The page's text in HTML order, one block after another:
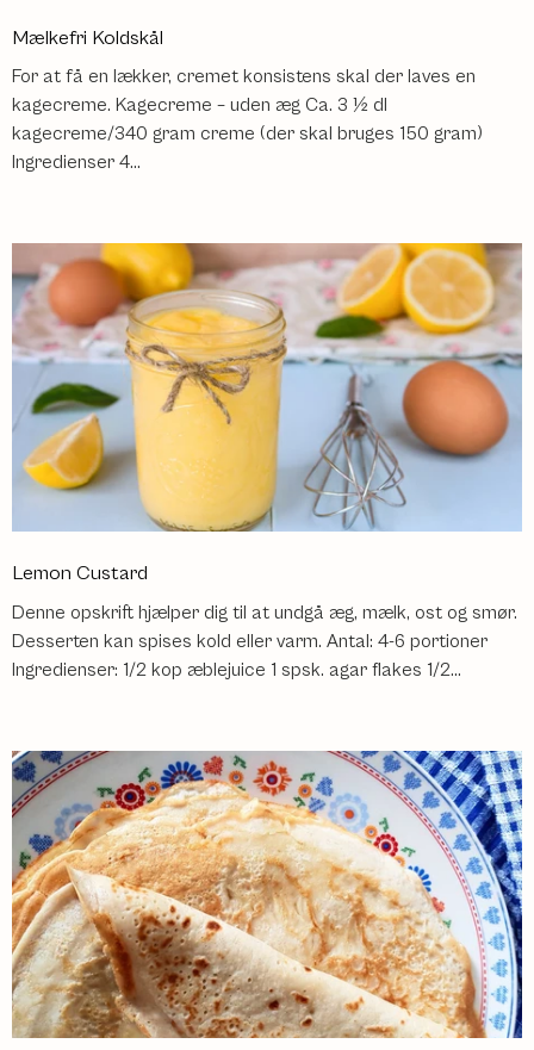
Mælkefri Koldskål
For at få en lækker, cremet konsistens skal der laves en
kagecreme. Kagecreme – uden æg Ca. 3 ½ dl
kagecreme/340 gram creme (der skal bruges 150 gram)
Ingredienser 4...
Lemon Custard
Denne opskrift hjælper dig til at undgå æg, mælk, ost og smør.
Desserten kan spises kold eller varm. Antal: 4-6 portioner
Ingredienser: 1/2 kop æblejuice 1 spsk. agar flakes 1/2...